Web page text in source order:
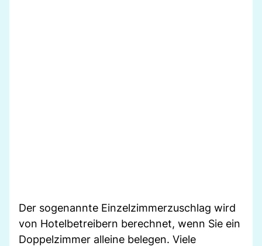
Der sogenannte Einzelzimmerzuschlag wird
von Hotelbetreibern berechnet, wenn Sie ein
Doppelzimmer alleine belegen. Viele